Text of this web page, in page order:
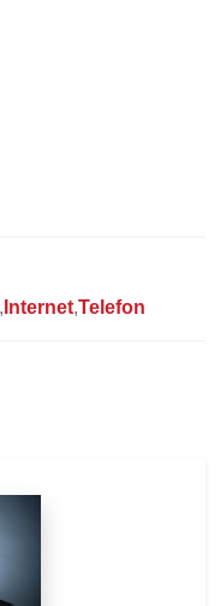
Internet Telefon